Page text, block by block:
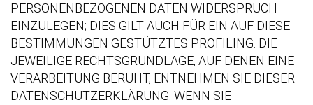
PERSONENBEZOGENEN DATEN WIDERSPRUCH
EINZULEGEN; DIES GILT AUCH FÜR EIN AUF DIESE
BESTIMMUNGEN GESTÜTZTES PROFILING. DIE
JEWEILIGE RECHTSGRUNDLAGE, AUF DENEN EINE
VERARBEITUNG BERUHT, ENTNEHMEN SIE DIESER
DATENSCHUTZERKLÄRUNG. WENN SIE